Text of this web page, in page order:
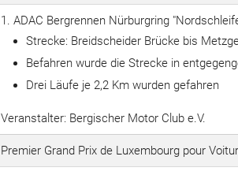
1. ADAC Bergrennen Nürburgring
Strecke: Breidscheider Brücke bis
Befahren wurde die Strecke in
Drei Läufe je 2,2 Km wurden gefahren
Veranstalter: Bergischer Motor Club e.V.
Premier Grand Prix de Luxembourg pour